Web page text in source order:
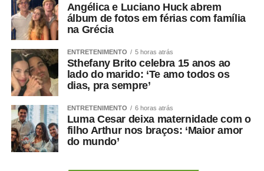
Angélica e Luciano Huck abrem
álbum de fotos em férias com família
na Grécia
ENTRETENIMENTO 5 horas atrás
Sthefany Brito celebra 15 anos ao
lado do marido: ‘Te amo todos os
dias, pra sempre’
ENTRETENIMENTO 6 horas atrás
Luma Cesar deixa maternidade com o
filho Arthur nos braços: ‘Maior amor
do mundo’